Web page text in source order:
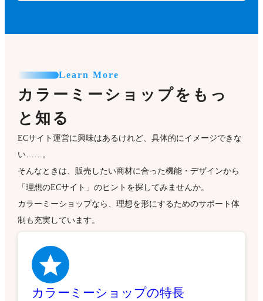
Learn More
カラーミーショップをもっ
と知る
ECサイト運営に興味はあるけれど、具体的にイメージできな
い……。
そんなときは、販売したい商材に合った機能・デザインから
「理想のECサイト」のヒントを探してみませんか。
カラーミーショップなら、理想を形にするためのサポート体
制も充実しています。
カラーミーショップの特長